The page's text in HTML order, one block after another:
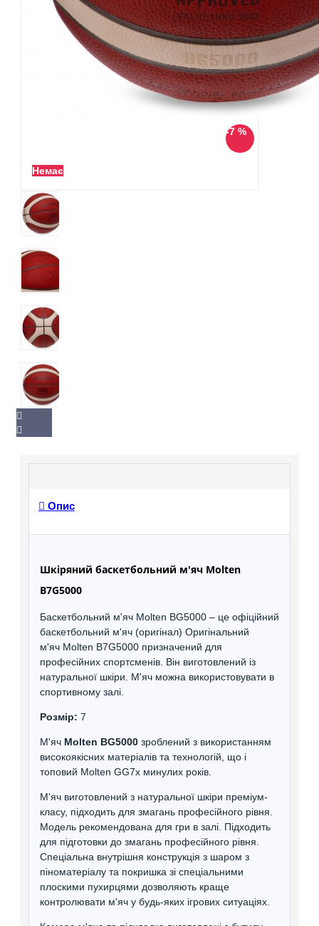
-7 %
Немає
Опис
Шкіряний баскетбольний м'яч Molten
B7G5000
Баскетбольний м'яч Molten BG5000 – це офіційний
баскетбольний м'яч (оригінал) Оригінальний
м'яч Molten B7G5000 призначений для
професійних спортсменів. Він виготовлений із
натуральної шкіри. М'яч можна використовувати в
спортивному залі.
Розмір: 7
М'яч Molten BG5000 зроблений з використанням
високоякісних матеріалів та технологій, що і
топовий Molten GG7x минулих років.
М'яч виготовлений з натуральної шкіри преміум-
класу, підходить для змагань професійного рівня.
Модель рекомендована для гри в залі. Підходить
для підготовки до змагань професійного рівня.
Спеціальна внутрішня конструкція з шаром з
піноматеріалу та покришка зі спеціальними
плоскими пухирцями дозволяють краще
контролювати м'яч у будь-яких ігрових ситуаціях.